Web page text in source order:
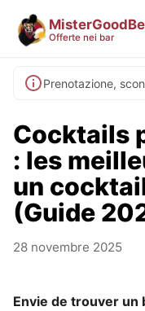
Offerte nei bar
Prenotazione,
Cocktails
: les
un
(Guide
28 novembre 2025
Envie de trouver un